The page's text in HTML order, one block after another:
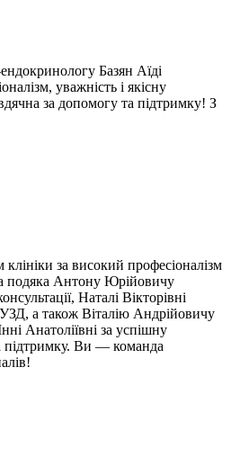
Базян Аїді
уважність і якісну
за допомогу та підтримку! З
за високий професіоналізм
подяка Антону Юрійовичу
Наталі Вікторівні
а також Віталію Андрійовичу
Анатоліївні за успішну
підтримку. Ви — команда